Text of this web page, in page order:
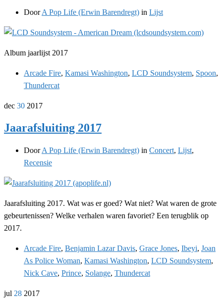
DoorA Pop Life (Erwin Barendregt) in Lijst
Album jaarlijst 2017
Arcade Fire, Kamasi Washington, LCD Soundsystem, Spoon,
Thundercat
dec 30 2017
Jaarafsluiting 2017
DoorA Pop Life (Erwin Barendregt) in Concert, Lijst,
Recensie
Jaarafsluiting 2017. Wat was er goed? Wat niet? Wat waren de grote
gebeurtenissen? Welke verhalen waren favoriet? Een terugblik op
2017.
Arcade Fire, Benjamin Lazar Davis, Grace Jones, Ibeyi, Joan
As Police Woman, Kamasi Washington, LCD Soundsystem,
Nick Cave, Prince, Solange, Thundercat
jul 28 2017